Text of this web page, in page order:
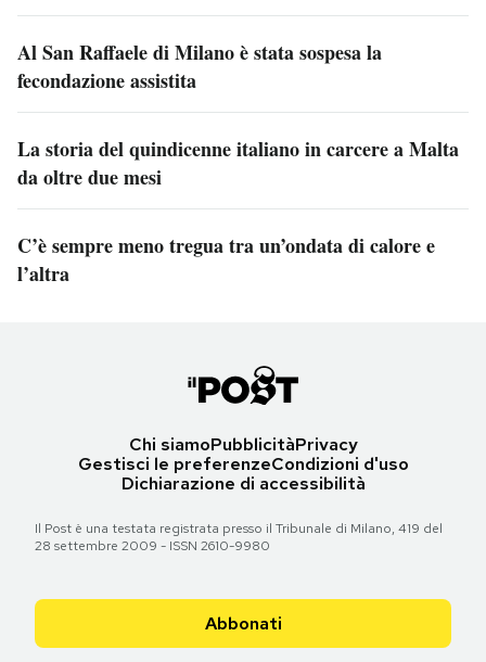
Al San Raffaele di Milano è stata sospesa la
fecondazione assistita
La storia del quindicenne italiano in carcere a Malta
da oltre due mesi
C’è sempre meno tregua tra un’ondata di calore e
l’altra
Chi siamoPubblicitàPrivacy
Gestisci le preferenzeCondizioni d'uso
Dichiarazione di accessibilità
Il Post è una testata registrata presso il Tribunale di Milano, 419 del
28 settembre 2009 - ISSN 2610-9980
Abbonati